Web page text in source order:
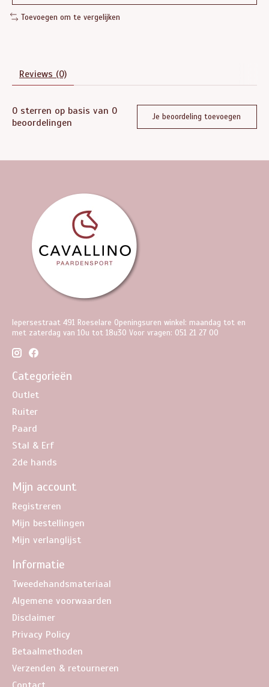
Toevoegen om te vergelijken
Reviews (0)
0 sterren op basis van 0
beoordelingen
Je beoordeling toevoegen
Iepersestraat 491 Roeselare Openingsuren winkel: maandag tot en
met zaterdag van 10u tot 18u30 Voor vragen: 051 21 27 00
Categorieën
Outlet
Ruiter
Paard
Stal & Erf
2de hands
Mijn account
Registreren
Mijn bestellingen
Mijn verlanglijst
Informatie
Tweedehandsmateriaal
Algemene voorwaarden
Disclaimer
Privacy Policy
Betaalmethoden
Verzenden & retourneren